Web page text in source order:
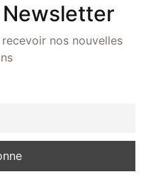
nos nouvelles